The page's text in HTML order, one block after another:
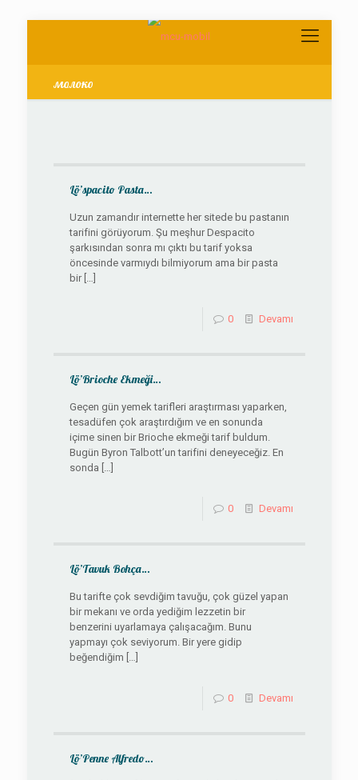
молоко
Lö’spacito Pasta…
Uzun zamandır internette her sitede bu pastanın
tarifini görüyorum. Şu meşhur Despacito
şarkısından sonra mı çıktı bu tarif yoksa
öncesinde varmıydı bilmiyorum ama bir pasta
bir[…]
0 Devamı
Lö’Brioche Ekmeği…
Geçen gün yemek tarifleri araştırması yaparken,
tesadüfen çok araştırdığım ve en sonunda
içime sinen bir Brioche ekmeği tarif buldum.
Bugün Byron Talbott’un tarifini deneyeceğiz. En
sonda […]
0 Devamı
Lö’Tavuk Bohça…
Bu tarifte çok sevdiğim tavuğu, çok güzel yapan
bir mekanı ve orda yediğim lezzetin bir
benzerini uyarlamaya çalışacağım. Bunu
yapmayı çok seviyorum. Bir yere gidip
beğendiğim […]
0 Devamı
Lö’Penne Alfredo…